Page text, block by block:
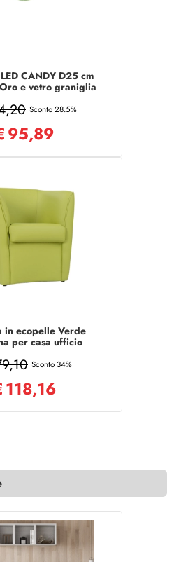
CANDY D25 cm
e vetro graniglia
Sconto 28.5%
95,89
in ecopelle Verde
per casa ufficio
Sconto 34%
118,16